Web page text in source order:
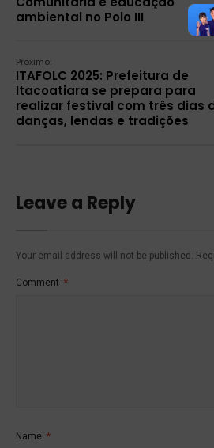
ambiental no Polo III
Próximo:
ITAFOLC 2025: Prefeitura de
Itacoatiara se prepara para
realizar festival com três dias
danças, lendas e tradições
Leave a Reply
Your email address will not be published.
Comment *
Name *